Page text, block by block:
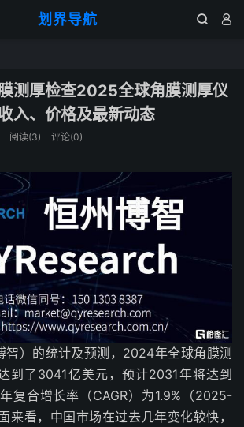
划界导航  
测厚检查2025全球角膜测厚仪
入、价格及最新动态
阅读(3) 评论(0)
智）的统计及预测，2024年全球角膜测
到了3041亿美元，预计2031年将达到
复合增长率（CAGR）为1.9%（2025-
来看，中国市场在过去几年变化较快，